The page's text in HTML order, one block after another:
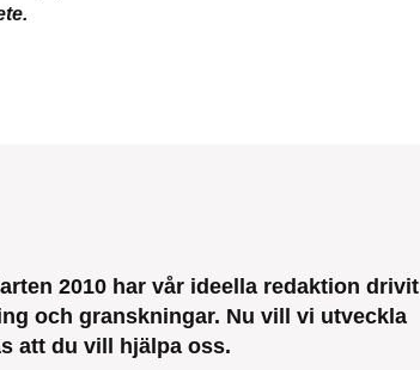
2010 har vår ideella redaktion drivit
och granskningar. Nu vill vi utveckla
att du vill hjälpa oss.